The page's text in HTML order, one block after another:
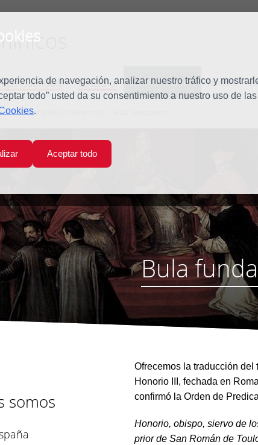
de navegación, analizar nuestro tráfico y
todo” usted da su consentimiento a nuestro uso de
.
Aceptar todo
Estudio Quiénes somos Misión
Historia de los dominicos
Bula
somos
Ofrecemos la traducción
Honorio III, fechada en
confirmó la Orden de
Honorio, obispo, siervo de
prior de San Román de